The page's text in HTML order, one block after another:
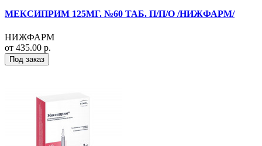
МЕКСИПРИМ 125МГ. №60 ТАБ. П/П/О /НИЖФАРМ/
НИЖФАРМ
от 435.00 р.
Под заказ